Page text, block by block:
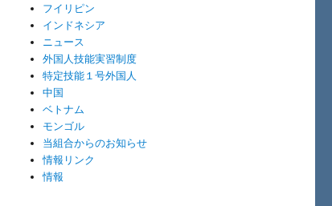
フイリピン
インドネシア
ニュース
外国人技能実習制度
特定技能１号外国人
中国
ベトナム
モンゴル
当組合からのお知らせ
情報リンク
情報